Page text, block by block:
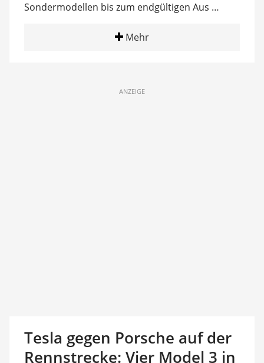
Sondermodellen bis zum endgültigen Aus …
Mehr
ANZEIGE
Tesla gegen Porsche auf der
Rennstrecke: Vier Model 3 in